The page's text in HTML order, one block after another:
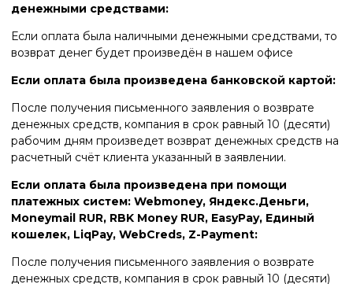
денежными средствами:
Если оплата была наличными денежными средствами, то
возврат денег будет произведён в нашем офисе
Если оплата была произведена банковской картой:
После получения письменного заявления о возврате
денежных средств, компания в срок равный 10 (десяти)
рабочим дням произведет возврат денежных средств на
расчетный счёт клиента указанный в заявлении.
Если оплата была произведена при помощи
платежных систем: Webmoney, Яндекс.Деньги,
Moneymail RUR, RBK Money RUR, EasyPay, Единый
кошелек, LiqPay, WebCreds, Z-Payment:
После получения письменного заявления о возврате
денежных средств, компания в срок равный 10 (десяти)